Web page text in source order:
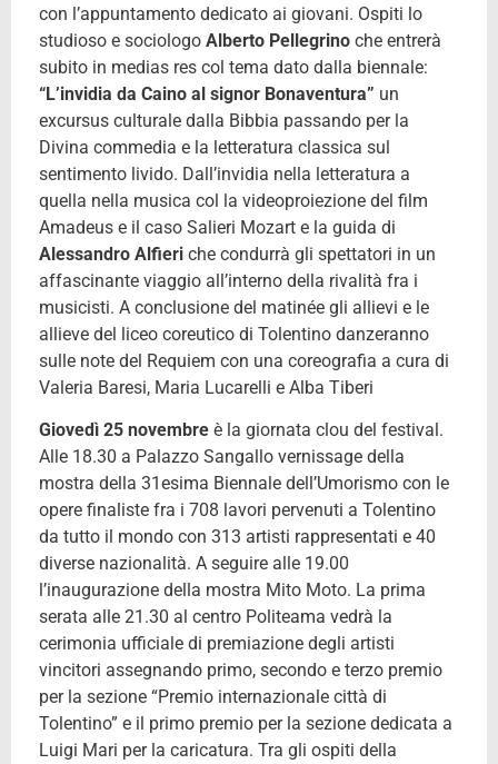
con l’appuntamento dedicato ai giovani. Ospiti lo
studioso e sociologo Alberto Pellegrino che entrerà
subito in medias res col tema dato dalla biennale:
“L’invidia da Caino al signor Bonaventura” un
excursus culturale dalla Bibbia passando per la
Divina commedia e la letteratura classica sul
sentimento livido. Dall’invidia nella letteratura a
quella nella musica col la videoproiezione del film
Amadeus e il caso Salieri Mozart e la guida di
Alessandro Alfieri che condurrà gli spettatori in un
affascinante viaggio all’interno della rivalità fra i
musicisti. A conclusione del matinée gli allievi e le
allieve del liceo coreutico di Tolentino danzeranno
sulle note del Requiem con una coreografia a cura di
Valeria Baresi, Maria Lucarelli e Alba Tiberi
Giovedì 25 novembre è la giornata clou del festival.
Alle 18.30 a Palazzo Sangallo vernissage della
mostra della 31esima Biennale dell’Umorismo con le
opere finaliste fra i 708 lavori pervenuti a Tolentino
da tutto il mondo con 313 artisti rappresentati e 40
diverse nazionalità. A seguire alle 19.00
l’inaugurazione della mostra Mito Moto. La prima
serata alle 21.30 al centro Politeama vedrà la
cerimonia ufficiale di premiazione degli artisti
vincitori assegnando primo, secondo e terzo premio
per la sezione “Premio internazionale città di
Tolentino” e il primo premio per la sezione dedicata a
Luigi Mari per la caricatura. Tra gli ospiti della